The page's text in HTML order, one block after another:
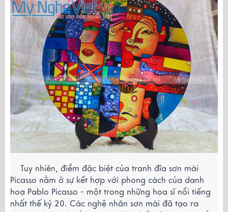
Tuy nhiên, điểm đặc biệt của tranh đĩa sơn mài
Picasso nằm ở sự kết hợp với phong cách của danh
hoạ Pablo Picasso - một trong những họa sĩ nổi tiếng
nhất thế kỷ 20. Các nghệ nhân sơn mài đã tạo ra